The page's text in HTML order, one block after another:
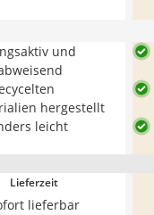
und
hergestellt
leicht
Lieferzeit
lieferbar